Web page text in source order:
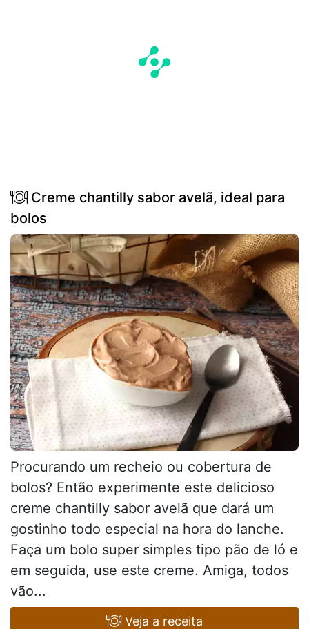
Creme chantilly sabor avelã, ideal para
bolos
Procurando um recheio ou cobertura de
bolos? Então experimente este delicioso
creme chantilly sabor avelã que dará um
gostinho todo especial na hora do lanche.
Faça um bolo super simples tipo pão de ló e
em seguida, use este creme. Amiga, todos
vão...
Veja a receita